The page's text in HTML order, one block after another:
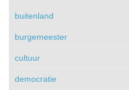
buitenland
burgemeester
cultuur
democratie